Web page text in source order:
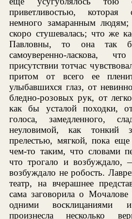
приветливостью, которая
немного замаранным людям;
скоро стушевалась; что же
Павловны, то она так
самоуверенно-ласкова,
присутствии тотчас
притом от всего ее
улыбавшихся глаз, от
бледно-розовых рук, от
как бы усталой походки,
голоса, замедленного,
неуловимой, как тонкий
прелестью, мягкой, пока
чем-то таким, что словами
что трогало и
возбуждало не робость.
театр, на вчерашнее
сама заговорила о Мочалове
одними восклицаниями
произнесла несколько